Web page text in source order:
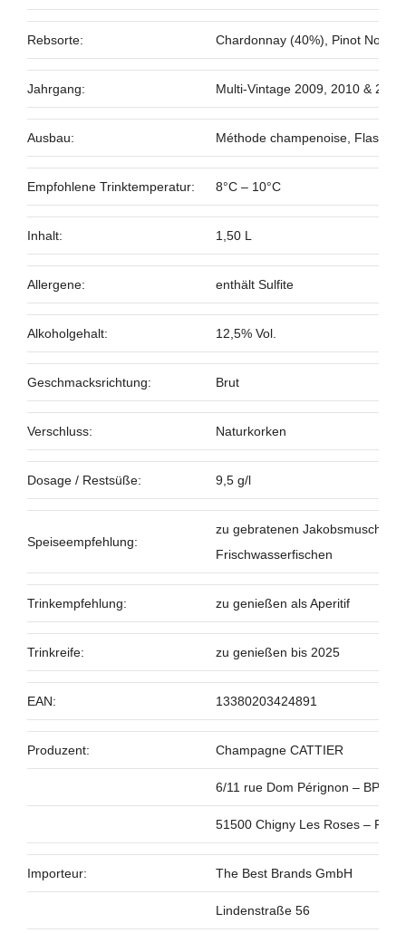
Rebsorte: Chardonnay (40%), Pinot Noir
Jahrgang: Multi-Vintage 2009, 2010 & 2012
Ausbau: Méthode champenoise,
Empfohlene Trinktemperatur: 8°C – 10°C
Inhalt: 1,50 L
Allergene: enthält Sulfite
Alkoholgehalt: 12,5% Vol.
Geschmacksrichtung: Brut
Verschluss: Naturkorken
Dosage / Restsüße: 9,5 g/l
Speiseempfehlung:
zu gebratenen
Frischwasserfischen
Trinkempfehlung: zu genießen als Aperitif
Trinkreife: zu genießen bis 2025
EAN: 13380203424891
Produzent: Champagne CATTIER
6/11 rue Dom Pérignon – BP15
51500 Chigny Les Roses –
Importeur: The Best Brands GmbH
Lindenstraße 56